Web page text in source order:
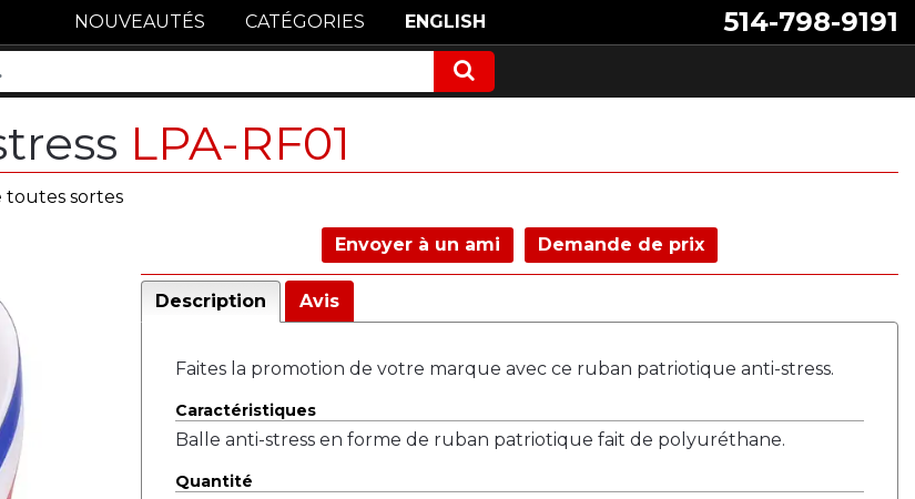
514-798-9191
NOUVEAUTÉS CATÉGORIES ENGLISH
LPA-RF01
toutes sortes
Envoyer à un ami Demande de prix
Description Avis
Faites la promotion de votre marque avec ce ruban patriotique anti-stress.
Caractéristiques
Balle anti-stress en forme de ruban patriotique fait de polyuréthane.
Quantité